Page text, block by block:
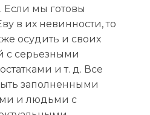
Если мы готовы
в их невинности, то
осудить и своих
с серьезными
и т. д. Все
заполненными
и людьми с